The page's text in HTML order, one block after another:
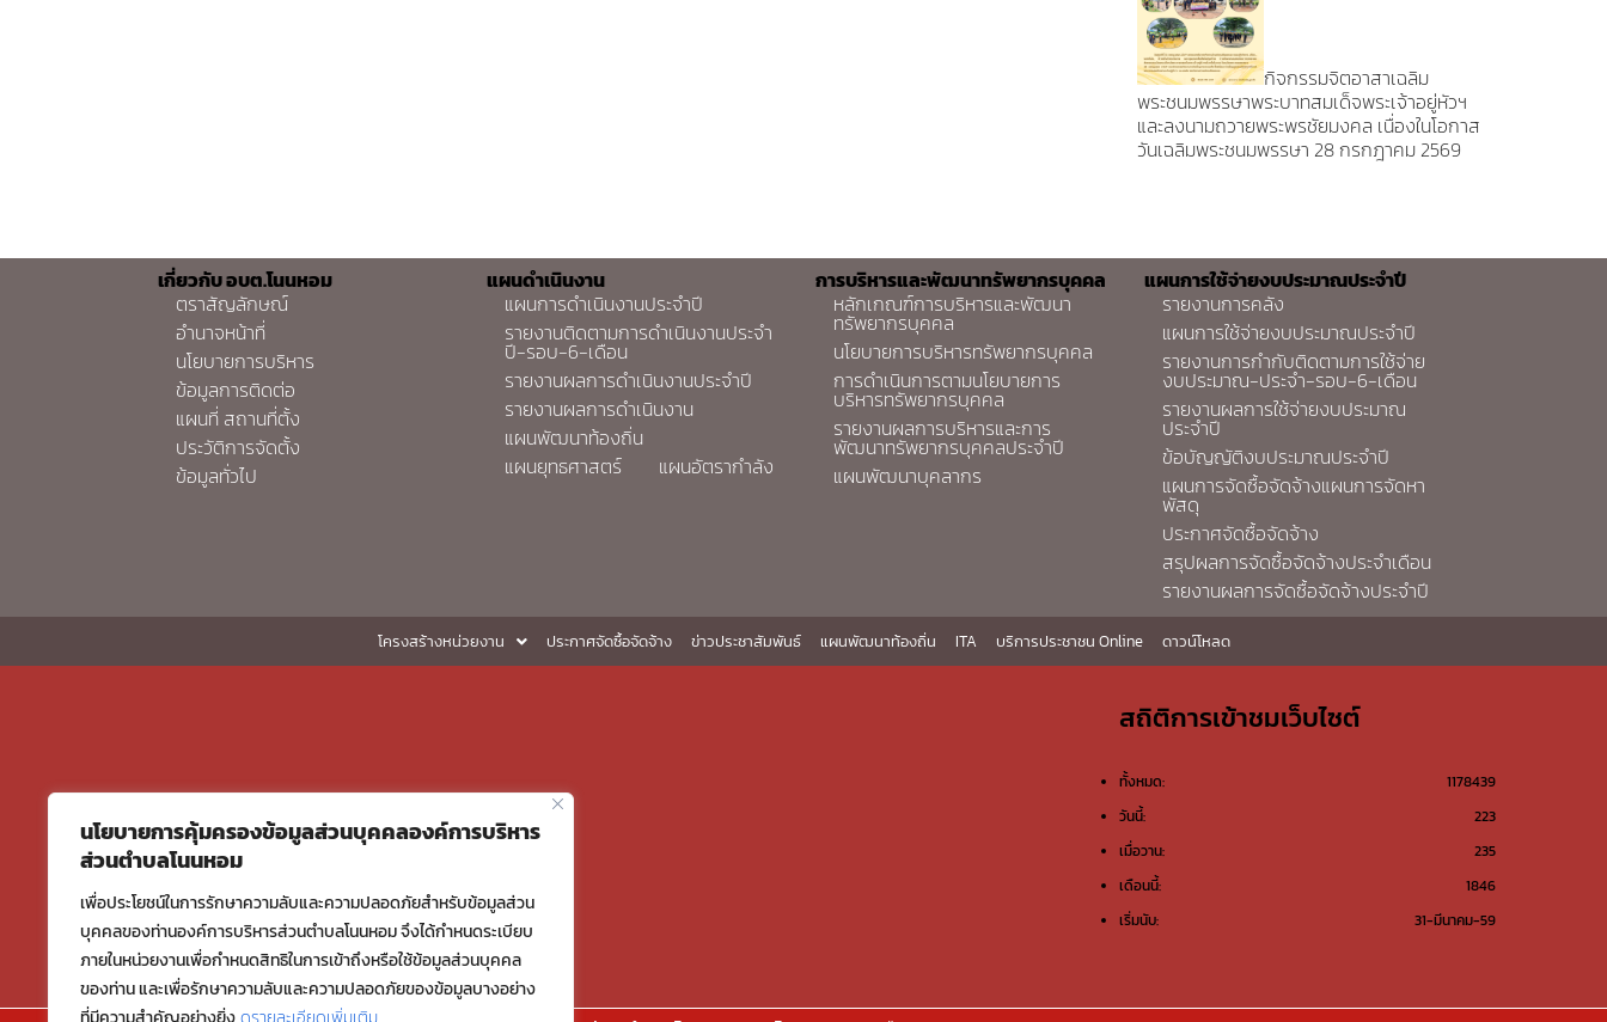
นโยบายการคุ้มครองข้อมูลส่วนบุคคลองค์การบริหาร
ส่วนตำบลโนนหอม
เพื่อประโยชน์ในการรักษาความลับและความปลอดภัยสำหรับข้อมูลส่วน
บุคคลของท่านองค์การบริหารส่วนตำบลโนนหอม จึงได้กำหนดระเบียบ
ภายในหน่วยงานเพื่อกำหนดสิทธิในการเข้าถึงหรือใช้ข้อมูลส่วนบุคคล
ของท่าน และเพื่อรักษาความลับและความปลอดภัยของข้อมูลบางอย่าง
กิจกรรมจิตอาสาเฉลิม
พระชนมพรรษาพระบาทสมเด็จพระเจ้าอยู่หัวฯ
และลงนามถวายพระพรชัยมงคล เนื่องในโอกาส
วันเฉลิมพระชนมพรรษา 28 กรกฎาคม 2569
เกี่ยวกับ อบต.โนนหอม
ตราสัญลักษณ์
อำนาจหน้าที่
นโยบายการบริหาร
ข้อมูลการติดต่อ
แผนที่ สถานที่ตั้ง
ประวัติการจัดตั้ง
ข้อมูลทั่วไป
แผนดำเนินงาน
แผนการดำเนินงานประจำปี
รายงานติดตามการดำเนินงานประจำ
ปี-รอบ-6-เดือน
รายงานผลการดำเนินงานประจำปี
รายงานผลการดำเนินงาน
แผนพัฒนาท้องถิ่น
แผนยุทธศาสตร์
แผนอัตรากำลัง
การบริหารและพัฒนาทรัพยากรบุคคล
หลักเกณฑ์การบริหารและพัฒนา
ทรัพยากรบุคคล
นโยบายการบริหารทรัพยากรบุคคล
การดำเนินการตามนโยบายการ
บริหารทรัพยากรบุคคล
รายงานผลการบริหารและการ
พัฒนาทรัพยากรบุคคลประจำปี
แผนพัฒนาบุคลากร
แผนการใช้จ่ายงบประมาณประจำปี
รายงานการคลัง
แผนการใช้จ่ายงบประมาณประจำปี
รายงานการกำกับติดตามการใช้จ่าย
งบประมาณ-ประจำ-รอบ-6-เดือน
รายงานผลการใช้จ่ายงบประมาณ
ประจำปี
ข้อบัญญัติงบประมาณประจำปี
แผนการจัดซื้อจัดจ้างแผนการจัดหา
พัสดุ
ประกาศจัดซื้อจัดจ้าง
สรุปผลการจัดซื้อจัดจ้างประจำเดือน
รายงานผลการจัดซื้อจัดจ้างประจำปี
โครงสร้างหน่วยงาน ประกาศจัดซื้อจัดจ้าง ข่าวประชาสัมพันธ์ แผนพัฒนาท้องถิ่น ITA บริการประชาชน Online ดาวน์โหลด
สถิติการเข้าชมเว็บไซต์
1178439
ทั้งหมด:
223
วันนี้:
235
เมื่อวาน:
1846
เดือนนี้:
31-มีนาคม-59
เริ่มนับ: